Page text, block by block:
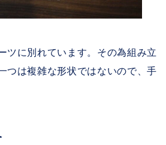
ツに別れています。その為組み立
つは複雑な形状ではないので、手